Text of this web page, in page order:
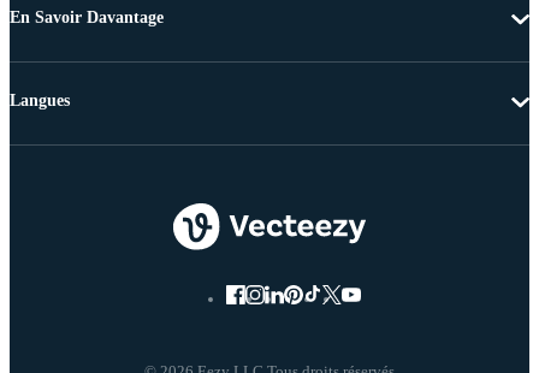
En Savoir Davantage
Langues